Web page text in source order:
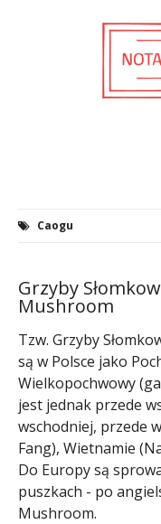
Caogu
Grzyby
Mushroom
Tzw. Grzyby
są w Polsce jako
Wielkopochwowy
jest jednak przede
wschodniej, przede
Fang), Wietnamie
Do Europy są
puszkach - po
Mushroom.